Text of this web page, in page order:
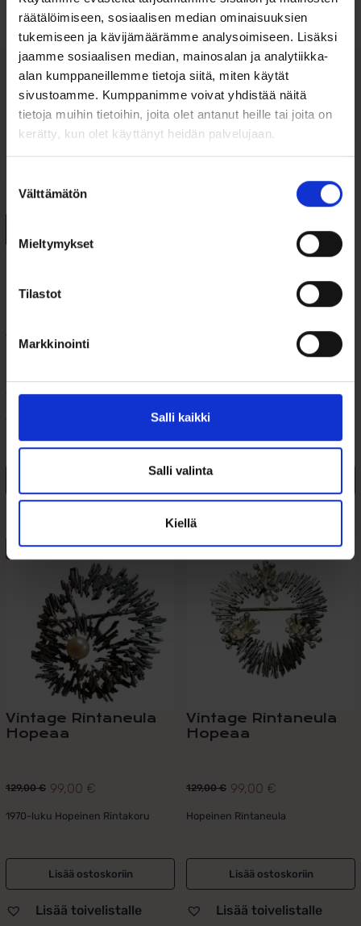
räätälöimiseen, sosiaalisen median ominaisuuksien
tukemiseen ja kävijämäärämme analysoimiseen. Lisäksi
jaamme sosiaalisen median, mainosalan ja analytiikka-
alan kumppaneillemme tietoja siitä, miten käytät
sivustoamme. Kumppanimme voivat yhdistää näitä
tietoja muihin tietoihin, joita olet antanut heille tai joita on
kerätty, kun olet käyttänyt heidän palvelujaan.
valinta
Välttämätön
Mieltymykset
Tilastot
Markkinointi
Salli kaikki
Salli valinta
Kiellä
Tutustu ohjeisiin
Tutustu myös
Vintage Kultakello
990,00€
Vintage Omega De Ville Naisten
vaaleansininen
synteettinen ...
329,00€
Aidot vintage-korvakorut 1960-
ALE 23%
Vintage Rintaneula
Hopeaa
129,00€
Alkuperäinen
hinta
129,00 €.
99,00 €
Nykyinen
hinta
99,00 €.
1970-luku Hopeinen Rintakoru
Lisää ostoskoriin
Lisää toivelistalle
ALE 23%
Vintage Rintaneula
Hopeaa
129,00€
Alkuperäinen
hinta
129,00 €.
99,00 €
Nykyinen
hinta
99,00 €.
Hopeinen Rintaneula
Lisää ostoskoriin
Lisää toivelistalle